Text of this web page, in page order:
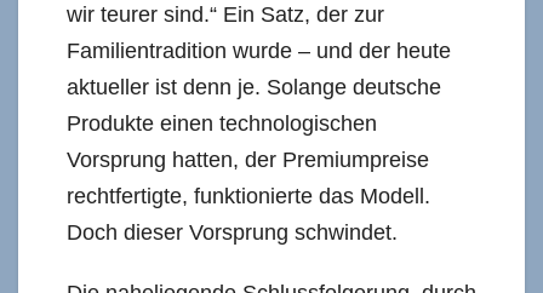
wir teurer sind.“ Ein Satz, der zur
Familientradition wurde – und der heute
aktueller ist denn je. Solange deutsche
Produkte einen technologischen
Vorsprung hatten, der Premiumpreise
rechtfertigte, funktionierte das Modell.
Doch dieser Vorsprung schwindet.